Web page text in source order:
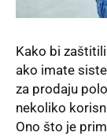
Kako bi
ako imate
za prodaju
nekoliko
Ono što je